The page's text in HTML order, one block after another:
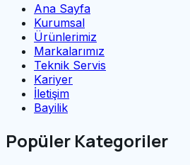
Ana Sayfa
Kurumsal
Ürünlerimiz
Markalarımız
Teknik Servis
Kariyer
İletişim
Bayilik
Popüler Kategoriler